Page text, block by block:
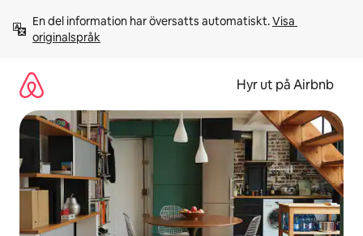
innehåll
En del information har översatts automatiskt. Visa
originalspråk
Hyr ut på Airbnb